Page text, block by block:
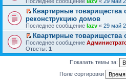
н
и
ю
б
щ
е
н
и
ю
м
у
с
о
о
б
щ
е
н
а
н
о
м
у
с
о
о
р
о
ч
и
т
а
н
н
о
у
н
е
п
р
о
ч
и
т
а
е
р
в
о
м
у
н
е
п
р
и
к
п
е
р
в
о
м
у
р
е
й
т
и
к
п
е
р
П
е
р
е
й
т
и
Квартирные товарищества
реконструкцию домов
Последнее сообщение lazv « 29 май
П
е
р
Квартирные товарищества
Последнее сообщение
Ответы: 1
Показать темы за:
Поле сортировки